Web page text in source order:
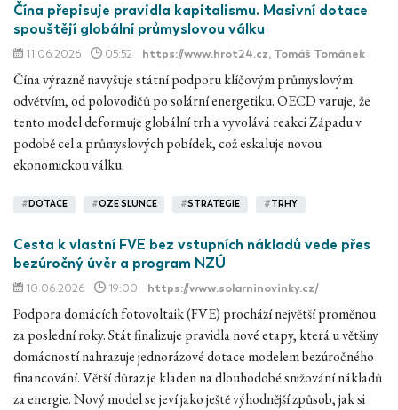
Čína přepisuje pravidla kapitalismu. Masivní dotace
spouštějí globální průmyslovou válku
11.06.2026 05:52 https://www.hrot24.cz, Tomáš Tománek
Čína výrazně navyšuje státní podporu klíčovým průmyslovým
odvětvím, od polovodičů po solární energetiku. OECD varuje, že
tento model deformuje globální trh a vyvolává reakci Západu v
podobě cel a průmyslových pobídek, což eskaluje novou
ekonomickou válku.
# DOTACE #OZE SLUNCE #STRATEGIE #TRHY
Cesta k vlastní FVE bez vstupních nákladů vede přes
bezúročný úvěr a program NZÚ
10.06.2026 19:00 https://www.solarninovinky.cz/
Podpora domácích fotovoltaik (FVE) prochází největší proměnou
za poslední roky. Stát finalizuje pravidla nové etapy, která u většiny
domácností nahrazuje jednorázové dotace modelem bezúročného
financování. Větší důraz je kladen na dlouhodobé snižování nákladů
za energie. Nový model se jeví jako ještě výhodnější způsob, jak si